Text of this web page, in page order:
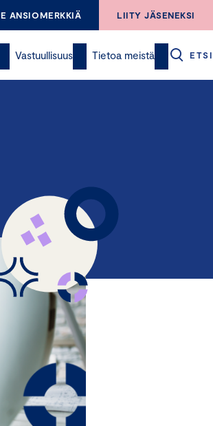
ANSIOMERKKIÄ LIITY JÄSENEKSI
Vastuullisuus Tietoa meistä ETSI